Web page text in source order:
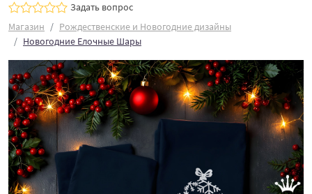
Задать вопрос
Магазин
Рождественские и Новогодние дизайны
Новогодние Елочные Шары